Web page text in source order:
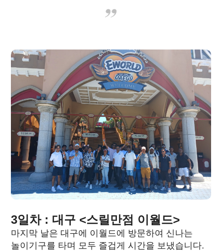
3일차 : 대구 <스릴만점 이월드>
마지막 날은 대구에 이월드에 방문하여 신나는
놀이기구를 타며 모두 즐겁게 시간을 보냈습니다.